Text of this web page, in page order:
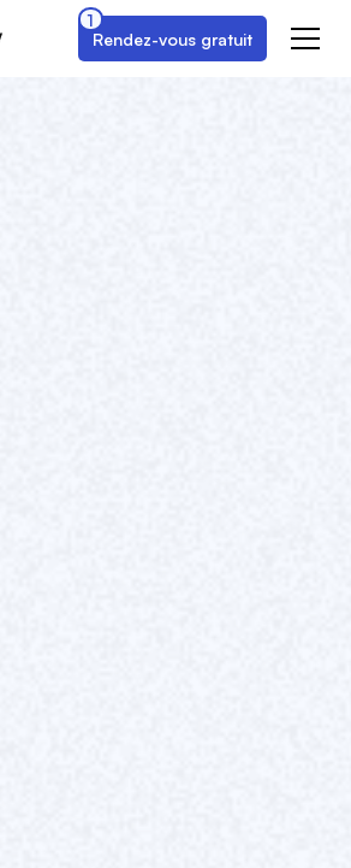
Rendez-vous gratuit
1